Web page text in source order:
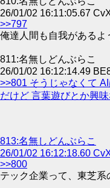
26/01/02 16:11:05.67
>>797
俺達人間も自我がある
811:名無しどんぶらこ
26/01/02 16:12:14.49
>>801 そうじゃなくて
だけど 言葉遊びとか興味
813:名無しどんぶらこ
26/01/02 16:12:18.60
>>800
テック企業って、東芝